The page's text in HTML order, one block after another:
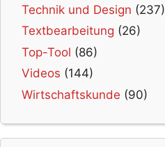
Technik und Design (237)
Textbearbeitung (26)
Top-Tool (86)
Videos (144)
Wirtschaftskunde (90)